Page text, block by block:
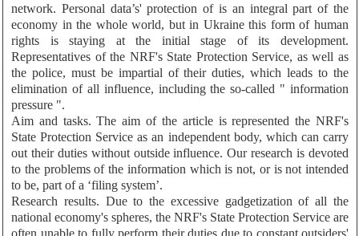
network. Personal data’s' protection of is an integral part of the
economy in the whole world, but in Ukraine this form of human
rights is staying at the initial stage of its development.
Representatives of the NRF's State Protection Service, as well as
the police, must be impartial of their duties, which leads to the
elimination of all influence, including the so-called " information
pressure ".
Aim and tasks. The aim of the article is represented the NRF's
State Protection Service as an independent body, which can carry
out their duties without outside influence. Our research is devoted
to the problems of the information which is not, or is not intended
to be, part of a ‘filing system’.
Research results. Due to the excessive gadgetization of all the
national economy's spheres, the NRF's State Protection Service are
often unable to fully perform their duties due to constant outsiders'